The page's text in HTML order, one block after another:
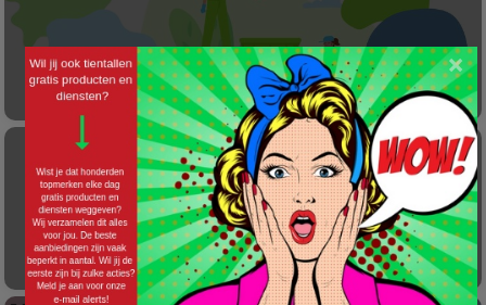
Laat éénmalig GRATIS je container reinigen
Gratis Princess elektrische kachel t.w.v. €
100
×